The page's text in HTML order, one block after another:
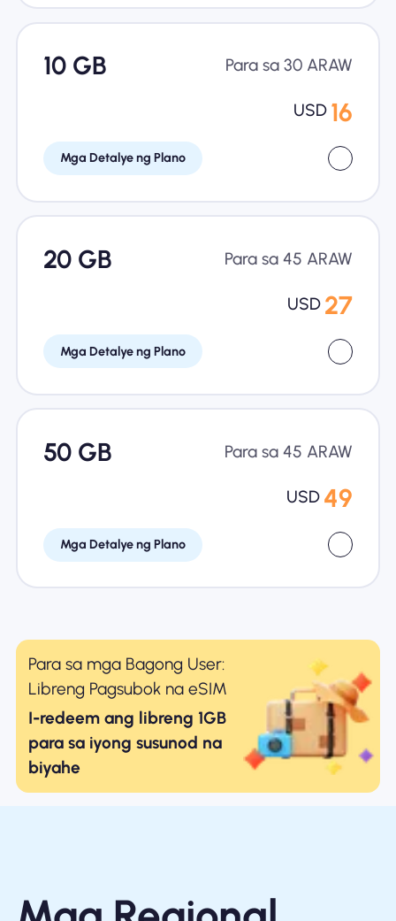
10 GB Para sa 30 ARAW
USD 16
Mga Detalye ng Plano
20 GB Para sa 45 ARAW
USD 27
Mga Detalye ng Plano
50 GB Para sa 45 ARAW
USD 49
Mga Detalye ng Plano
Para sa mga Bagong User:
Libreng Pagsubok na eSIM
I-redeem ang libreng 1GB
para sa iyong susunod na
biyahe